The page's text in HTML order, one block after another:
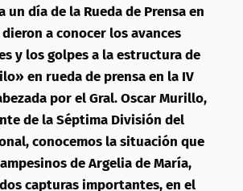
un día de la Rueda de Prensa en
dieron a conocer los avances
y los golpes a la estructura de
en rueda de prensa en la IV
por el Gral. Oscar Murillo,
de la Séptima División del
conocemos la situación que
de Argelia de María,
capturas importantes, en el